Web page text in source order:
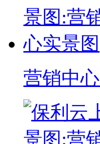
营销中